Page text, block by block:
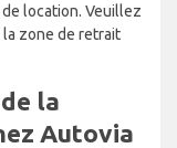
location. Veuillez
la zone de retrait
la
Autovia